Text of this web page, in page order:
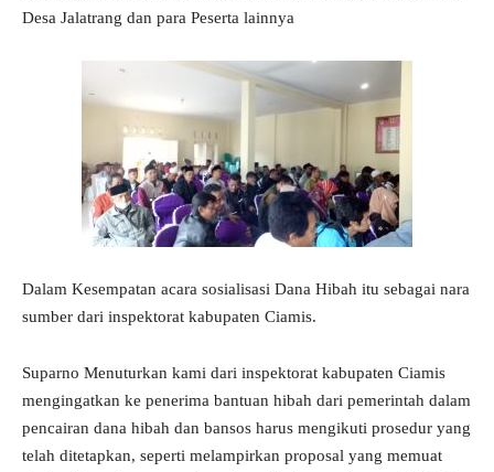
Desa Jalatrang dan para Peserta lainnya
Dalam Kesempatan acara sosialisasi Dana Hibah itu sebagai nara
sumber dari inspektorat kabupaten Ciamis.
Suparno Menuturkan kami dari inspektorat kabupaten Ciamis
mengingatkan ke penerima bantuan hibah dari pemerintah dalam
pencairan dana hibah dan bansos harus mengikuti prosedur yang
telah ditetapkan, seperti melampirkan proposal yang memuat